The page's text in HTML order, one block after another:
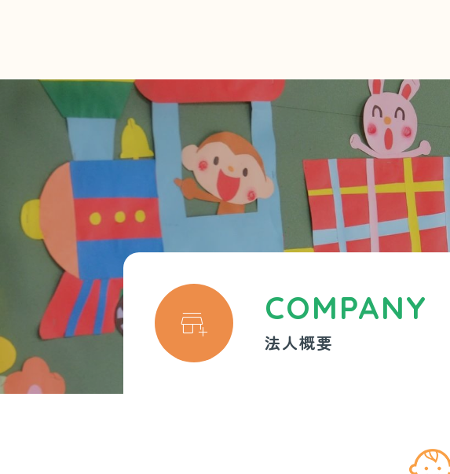
 COMPANY
法人概要